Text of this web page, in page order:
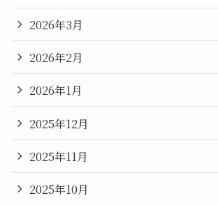
2026年3月
2026年2月
2026年1月
2025年12月
2025年11月
2025年10月